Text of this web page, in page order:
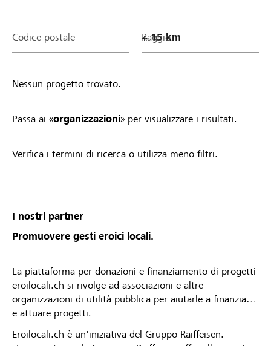
Codice postale Raggio
Nessun progetto trovato.
Passa ai «organizzazioni» per visualizzare i risultati.
Verifica i termini di ricerca o utilizza meno filtri.
I nostri partner
Promuovere gesti eroici locali.
La piattaforma per donazioni e finanziamento di progetti
eroilocali.ch si rivolge ad associazioni e altre
organizzazioni di utilità pubblica per aiutarle a finanziare
e attuare progetti.
Eroilocali.ch è un'iniziativa del Gruppo Raiffeisen.